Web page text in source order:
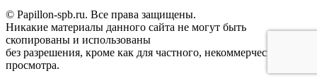
© Papillon-spb.ru. Все права защищены.
Никакие материалы данного сайта не могут быть
скопированы и использованы
без разрешения, кроме как для частного, некоммерческого
просмотра.